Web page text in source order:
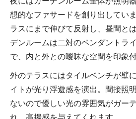
想的なファサードを創り出してい
ラスにまで伸びて反射し、昼間と
デンルームは二対のペンダントラ
で、内と外との曖昧な空間を印象
外のテラスにはタイルベンチが壁
イトが光り浮遊感を演出。間接照
ないので優しい光の雰囲気がガー
れ、高揚感を与えてくれます。